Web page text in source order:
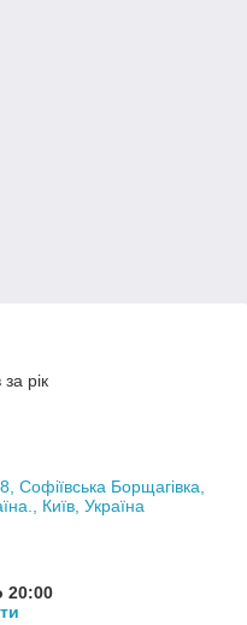
рік
Софіївська Борщагівка,
Київ, Україна
20:00